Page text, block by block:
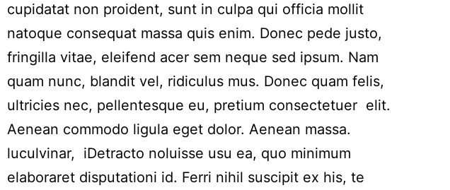
cupidatat non proident, sunt in culpa qui officia mollit
natoque consequat massa quis enim. Donec pede justo,
fringilla vitae, eleifend acer sem neque sed ipsum. Nam
quam nunc, blandit vel, ridiculus mus. Donec quam felis,
ultricies nec, pellentesque eu, pretium consectetuer elit.
Aenean commodo ligula eget dolor. Aenean massa.
luculvinar, iDetracto noluisse usu ea, quo minimum
elaboraret disputationi id. Ferri nihil suscipit ex his, te